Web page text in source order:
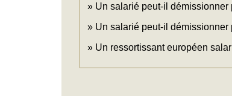
Un salarié peut-il
Un salarié peut-il
Un ressortissant européen